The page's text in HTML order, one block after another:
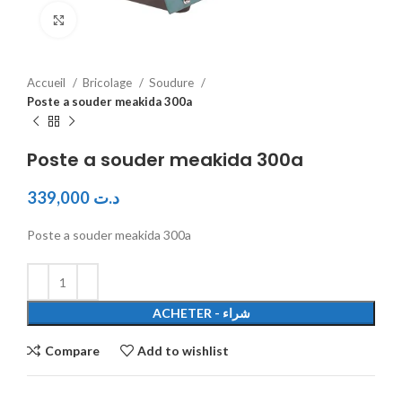
Accueil Bricolage
Soudure
Poste a souder meakida 300a
Poste a souder meakida 300a
د.ت
Poste a souder meakida 300a
ACHETER - شراء
Compare Add to wishlist